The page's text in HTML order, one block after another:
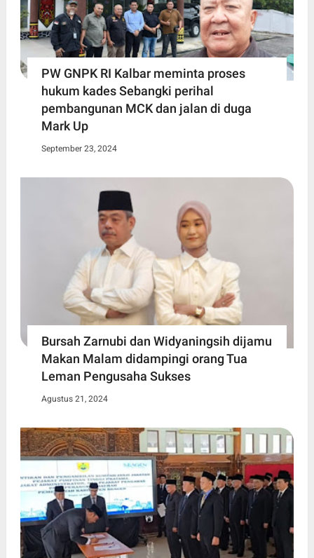
PW GNPK RI Kalbar meminta proses
hukum kades Sebangki perihal
pembangunan MCK dan jalan di duga
Mark Up
September 23, 2024
Bursah Zarnubi dan Widyaningsih dijamu
Makan Malam didampingi orang Tua
Leman Pengusaha Sukses
Agustus 21, 2024